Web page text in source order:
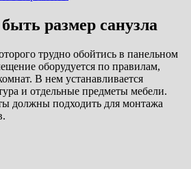
размер санузла
трудно обойтись в панельном
оборудуется по правилам,
В нем устанавливается
и отдельные предметы мебели.
должны подходить для монтажа